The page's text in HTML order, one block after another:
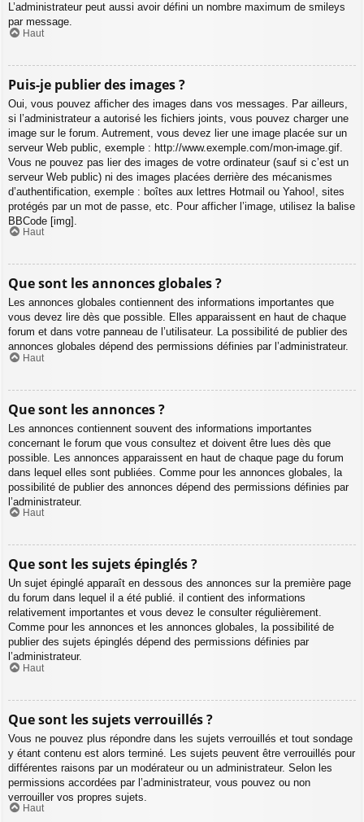
L’administrateur peut aussi avoir défini un nombre maximum de smileys
par message.
Haut
Puis-je publier des images ?
Oui, vous pouvez afficher des images dans vos messages. Par ailleurs,
si l’administrateur a autorisé les fichiers joints, vous pouvez charger une
image sur le forum. Autrement, vous devez lier une image placée sur un
serveur Web public, exemple : http://www.exemple.com/mon-image.gif.
Vous ne pouvez pas lier des images de votre ordinateur (sauf si c’est un
serveur Web public) ni des images placées derrière des mécanismes
d’authentification, exemple : boîtes aux lettres Hotmail ou Yahoo!, sites
protégés par un mot de passe, etc. Pour afficher l’image, utilisez la balise
BBCode [img].
Haut
Que sont les annonces globales ?
Les annonces globales contiennent des informations importantes que
vous devez lire dès que possible. Elles apparaissent en haut de chaque
forum et dans votre panneau de l’utilisateur. La possibilité de publier des
annonces globales dépend des permissions définies par l’administrateur.
Haut
Que sont les annonces ?
Les annonces contiennent souvent des informations importantes
concernant le forum que vous consultez et doivent être lues dès que
possible. Les annonces apparaissent en haut de chaque page du forum
dans lequel elles sont publiées. Comme pour les annonces globales, la
possibilité de publier des annonces dépend des permissions définies par
l’administrateur.
Haut
Que sont les sujets épinglés ?
Un sujet épinglé apparaît en dessous des annonces sur la première page
du forum dans lequel il a été publié. il contient des informations
relativement importantes et vous devez le consulter régulièrement.
Comme pour les annonces et les annonces globales, la possibilité de
publier des sujets épinglés dépend des permissions définies par
l’administrateur.
Haut
Que sont les sujets verrouillés ?
Vous ne pouvez plus répondre dans les sujets verrouillés et tout sondage
y étant contenu est alors terminé. Les sujets peuvent être verrouillés pour
différentes raisons par un modérateur ou un administrateur. Selon les
permissions accordées par l’administrateur, vous pouvez ou non
verrouiller vos propres sujets.
Haut